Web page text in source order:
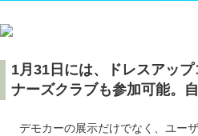
1月31日には、ドレスアッ
ナーズクラブも参加可能。
デモカーの展示だけでなく、ユー